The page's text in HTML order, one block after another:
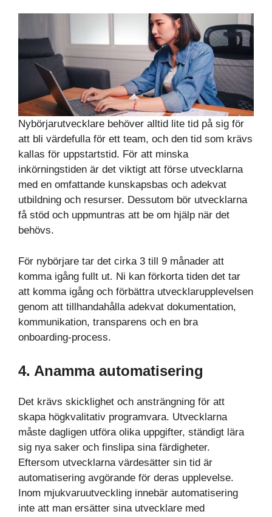
Nybörjarutvecklare behöver alltid lite tid på sig för
att bli värdefulla för ett team, och den tid som krävs
kallas för uppstartstid. För att minska
inkörningstiden är det viktigt att förse utvecklarna
med en omfattande kunskapsbas och adekvat
utbildning och resurser. Dessutom bör utvecklarna
få stöd och uppmuntras att be om hjälp när det
behövs.
För nybörjare tar det cirka 3 till 9 månader att
komma igång fullt ut. Ni kan förkorta tiden det tar
att komma igång och förbättra utvecklarupplevelsen
genom att tillhandahålla adekvat dokumentation,
kommunikation, transparens och en bra
onboarding-process.
4. Anamma automatisering
Det krävs skicklighet och ansträngning för att
skapa högkvalitativ programvara. Utvecklarna
måste dagligen utföra olika uppgifter, ständigt lära
sig nya saker och finslipa sina färdigheter.
Eftersom utvecklarna värdesätter sin tid är
automatisering avgörande för deras upplevelse.
Inom mjukvaruutveckling innebär automatisering
inte att man ersätter sina utvecklare med